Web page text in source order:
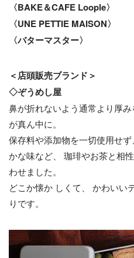
〈BAKE＆CAFE Loople〉
〈UNE PETTIE MAISON〉
〈バターマスター〉
＜店頭販売ブランド＞
◇ぞうめし屋
鼻が折れないよう通常より厚
が真ん中に。
保存料や添加物を一切使用せ
かな味など、 珈琲やお茶と相
わせました。
どこか懐か しくて、 かわいい
りです。